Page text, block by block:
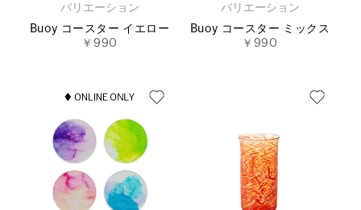
バリエーション
Buoy コースター イエロー
￥990
バリエーション
Buoy コースター ミックス
￥990